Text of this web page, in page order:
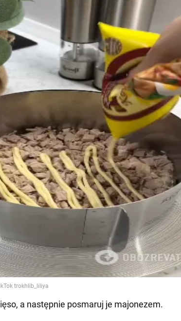
a następnie posmaruj je majonezem.